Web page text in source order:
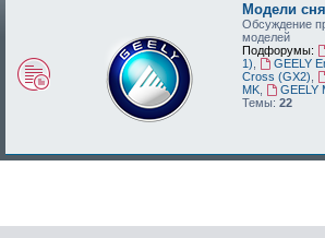
Модели
Обсуждение
моделей
Подфорумы:
1)
GEELY
Cross (GX2)
MK
GEELY
Темы: 22